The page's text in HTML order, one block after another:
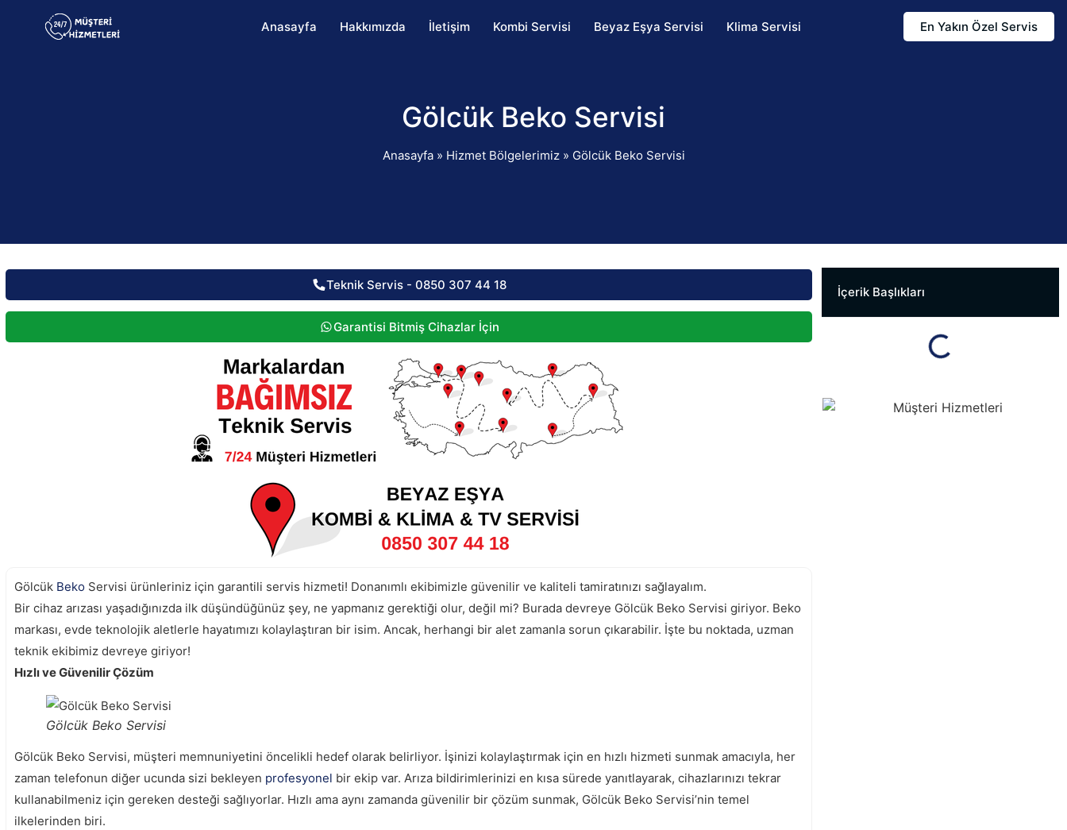
Anasayfa Hakkımızda İletişim Kombi Servisi Beyaz Eşya Servisi Klima Servisi En Yakın Özel Servis
Gölcük Beko Servisi
Anasayfa» Hizmet Bölgelerimiz» Gölcük Beko Servisi
Teknik Servis - 0850 307 44 18
Garantisi Bitmiş Cihazlar İçin
Gölcük Beko Servisi ürünleriniz için garantili servis hizmeti! Donanımlı ekibimizle güvenilir ve kaliteli tamiratınızı sağlayalım.
Bir cihaz arızası yaşadığınızda ilk düşündüğünüz şey, ne yapmanız gerektiği olur, değil mi? Burada devreye Gölcük Beko Servisi giriyor. Beko
markası, evde teknolojik aletlerle hayatımızı kolaylaştıran bir isim. Ancak, herhangi bir alet zamanla sorun çıkarabilir. İşte bu noktada, uzman
teknik ekibimiz devreye giriyor!
Hızlı ve Güvenilir Çözüm
Gölcük Beko Servisi
Gölcük Beko Servisi, müşteri memnuniyetini öncelikli hedef olarak belirliyor. İşinizi kolaylaştırmak için en hızlı hizmeti sunmak amacıyla, her
zaman telefonun diğer ucunda sizi bekleyen profesyonel bir ekip var. Arıza bildirimlerinizi en kısa sürede yanıtlayarak, cihazlarınızı tekrar
kullanabilmeniz için gereken desteği sağlıyorlar. Hızlı ama aynı zamanda güvenilir bir çözüm sunmak, Gölcük Beko Servisi’nin temel
ilkelerinden biri.
İçerik Başlıkları